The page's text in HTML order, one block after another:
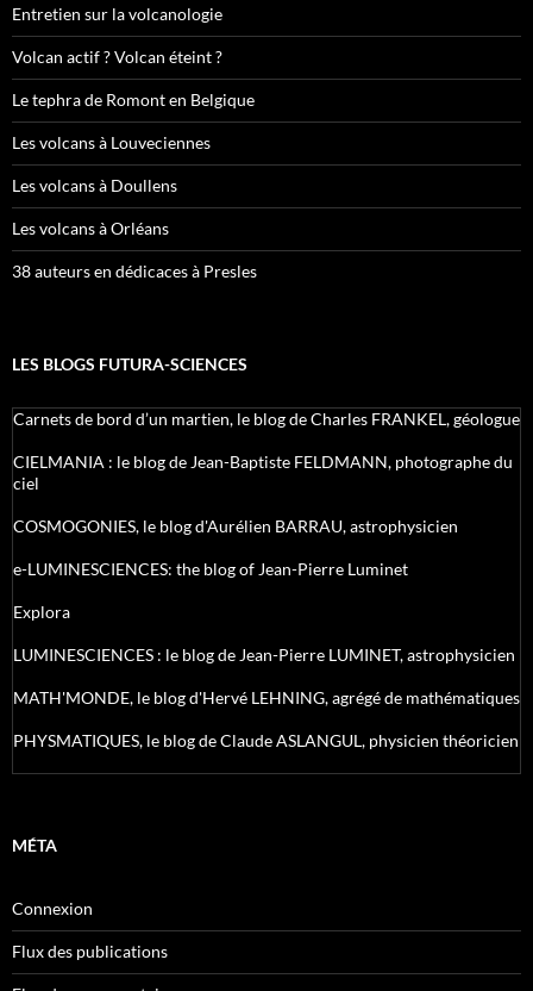
Entretien sur la volcanologie
Volcan actif ? Volcan éteint ?
Le tephra de Romont en Belgique
Les volcans à Louveciennes
Les volcans à Doullens
Les volcans à Orléans
38 auteurs en dédicaces à Presles
LES BLOGS FUTURA-SCIENCES
Carnets de bord d’un martien, le blog de Charles FRANKEL, géologue
CIELMANIA : le blog de Jean-Baptiste FELDMANN, photographe du
ciel
COSMOGONIES, le blog d'Aurélien BARRAU, astrophysicien
e-LUMINESCIENCES: the blog of Jean-Pierre Luminet
Explora
LUMINESCIENCES : le blog de Jean-Pierre LUMINET, astrophysicien
MATH'MONDE, le blog d'Hervé LEHNING, agrégé de mathématiques
PHYSMATIQUES, le blog de Claude ASLANGUL, physicien théoricien
MÉTA
Connexion
Flux des publications